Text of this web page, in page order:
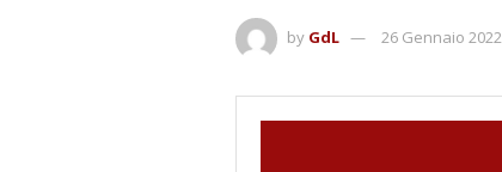
by GdL 26 Gennaio 2022